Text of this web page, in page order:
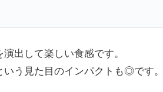
出して楽しい食感です。
う見た目のインパクトも◎です。